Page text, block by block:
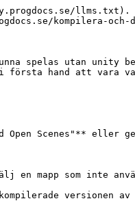
llms.txt).
kompilera-och-
spelas utan
första hand att vara
Scenes"** eller
en mapp som inte
versionen